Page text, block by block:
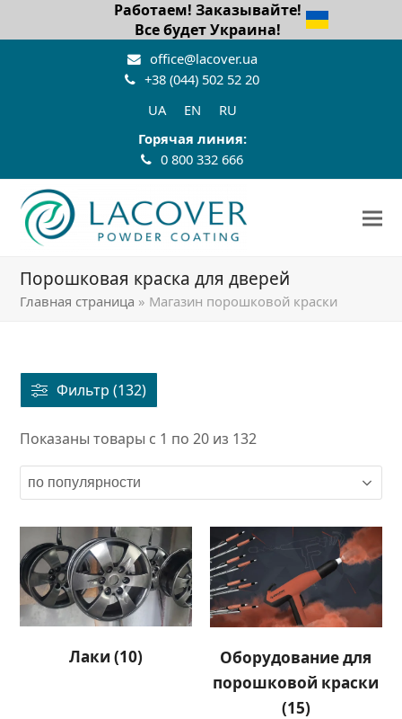
Работаем! Заказывайте!
Все будет Украина!
office@lacover.ua
+38 (044) 502 52 20
UA
EN
RU
Горячая линия:
0 800 332 666
Порошковая краска для дверей
Главная страница » Магазин порошковой краски
Фильтр (132)
Показаны товары с 1 по 20 из 132
Лаки(10)
Оборудование для
порошковой краски
(15)